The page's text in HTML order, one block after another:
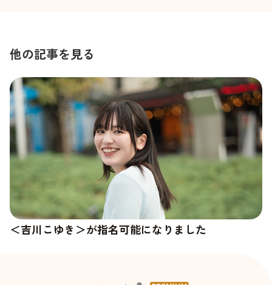
他の記事を見る
＜吉川こゆき＞が指名可能になりました